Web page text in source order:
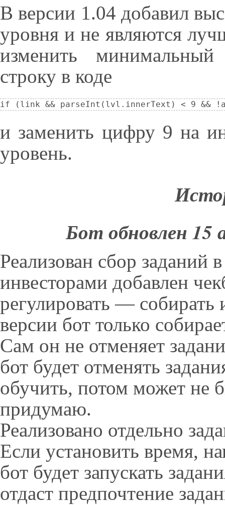
В версии 1.04 добавил
уровня и не являются
изменить
строку в коде
if (link && parseInt(lvl.innerText) < 9 &&
и заменить цифру 9 на
уровень.
Бот обновлен 15
Реализован сбор заданий
инвесторами добавлен
регулировать —
версии бот только
Сам он не отменяет
бот будет отменять
обучить, потом может не
придумаю.
Реализовано отдельно
Если установить время,
бот будет запускать
отдаст предпочтение